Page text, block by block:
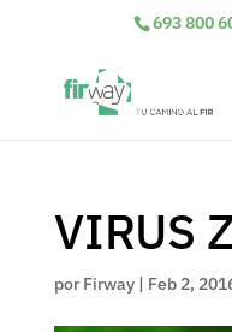
693 800
VIRUS
por Firway| Feb 2,